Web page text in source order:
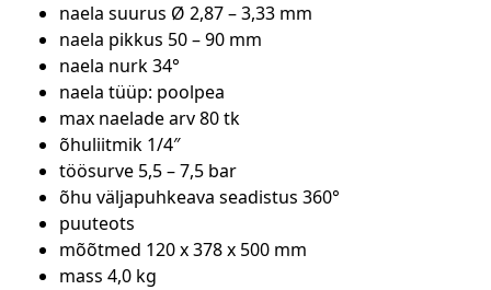
naela suurus Ø 2,87 – 3,33 mm
naela pikkus 50 – 90 mm
naela nurk 34°
naela tüüp: poolpea
max naelade arv 80 tk
õhuliitmik 1/4″
töösurve 5,5 – 7,5 bar
õhu väljapuhkeava seadistus 360°
puuteots
mõõtmed 120 x 378 x 500 mm
mass 4,0 kg